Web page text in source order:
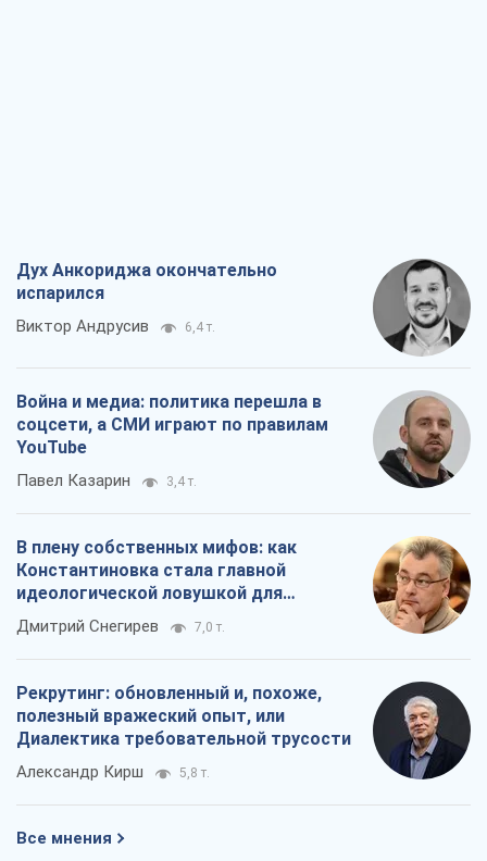
Дух Анкориджа окончательно
испарился
Виктор Андрусив 6,4 т.
Война и медиа: политика перешла в
соцсети, а СМИ играют по правилам
YouTube
Павел Казарин 3,4 т.
В плену собственных мифов: как
Константиновка стала главной
идеологической ловушкой для
российских оккупантов
Дмитрий Снегирев 7,0 т.
Рекрутинг: обновленный и, похоже,
полезный вражеский опыт, или
Диалектика требовательной трусости
Александр Кирш 5,8 т.
Все мнения